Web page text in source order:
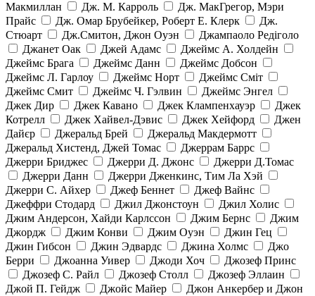
Макмиллан
Дж. М. Карроль
Дж. МакГрегор, Мэри
Прайс
Дж. Омар Брубейкер, Роберт Е. Клерк
Дж.
Стюарт
Дж.Смитон, Джон Оуэн
Джампаоло Редіголо
Джанет Оак
Джей Адамс
Джеймс А. Холдейн
Джеймс Брага
Джеймс Данн
Джеймс Добсон
Джеймс Л. Гарлоу
Джеймс Норт
Джеймс Сміт
Джеймс Смит
Джеймс Ч. Гэлвин
Джеймс Энгел
Джек Дир
Джек Кавано Джек Клампенхауэр
Джек
Котрелл
Джек Хайвел-Дэвис Джек Хейфорд
Джен
Дайєр
Джеральд Брей
Джеральд Макдермотт
Джеральд Хистенд, Джей Томас
Джеррам Баррс
Джерри Бриджес
Джерри Д. Джонс
Джерри Д.Томас
Джерри Данн
Джерри Дженкинс, Тим Ла Хэй
Джерри С. Айхер
Джеф Беннет
Джеф Вайнс
Джеффри Стодард
Джил Джонстоун
Джил Холис
Джим Андерсон, Хайди Карлссон
Джим Бернс
Джим
Джордж
Джим Конви Джим Оуэн
Джин Гец
Джин Гибсон
Джин Эдвардс Джина Холмс
Джо
Берри
Джоанна Уивер Джоди Хоч
Джозеф Принс
Джозеф С. Райл
Джозеф Столл
Джозеф Эллаин
Джой П. Гейдж
Джойс Майер
Джон Анкербер и Джон